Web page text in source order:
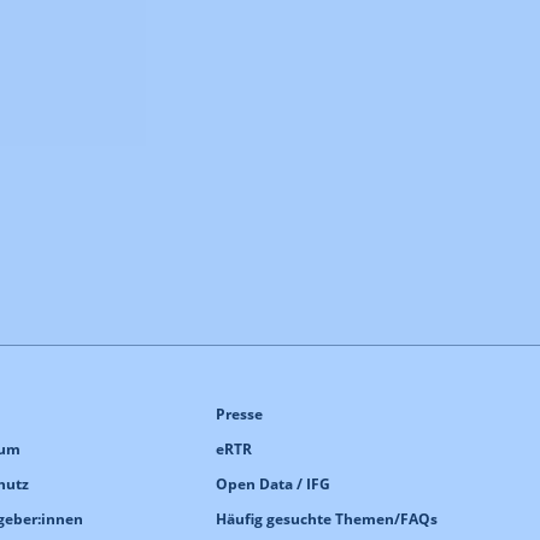
Presse
eRTR
Open Data / IFG
Häufig gesuchte Themen/FAQs